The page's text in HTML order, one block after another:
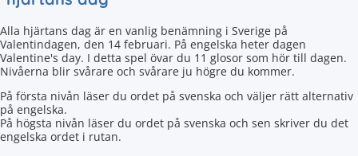
Alla hjärtans dag är en vanlig benämning i Sverige på
Valentindagen, den 14 februari. På engelska heter dagen
Valentine's day. I detta spel övar du 11 glosor som hör till dagen.
Nivåerna blir svårare och svårare ju högre du kommer.
På första nivån läser du ordet på svenska och väljer rätt alternativ
på engelska.
På högsta nivån läser du ordet på svenska och sen skriver du det
engelska ordet i rutan.